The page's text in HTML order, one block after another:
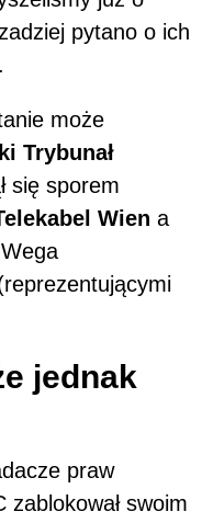
pytano o ich
może
Trybunał
się sporem
Wien a
jednak
praw
swoim